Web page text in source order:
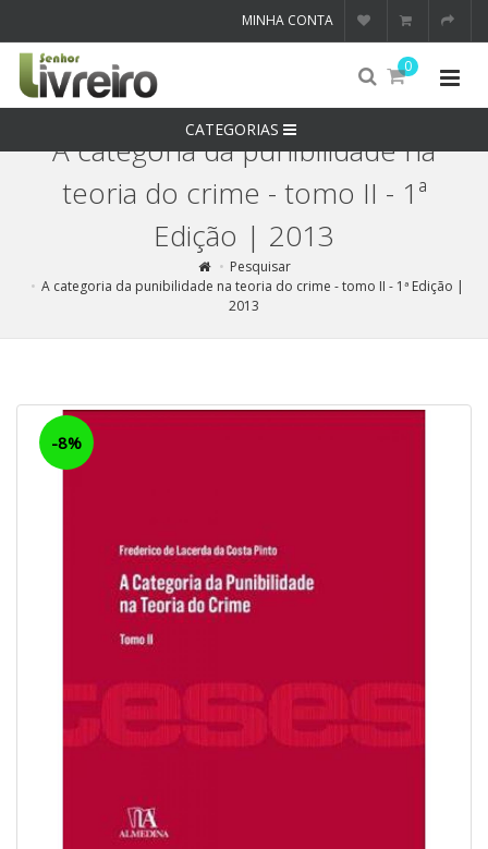
MINHA CONTA
0
CATEGORIAS
A categoria da punibilidade na
teoria do crime - tomo II - 1ª
Edição | 2013
Pesquisar
A categoria da punibilidade na teoria do crime - tomo II - 1ª Edição |
2013
-8%